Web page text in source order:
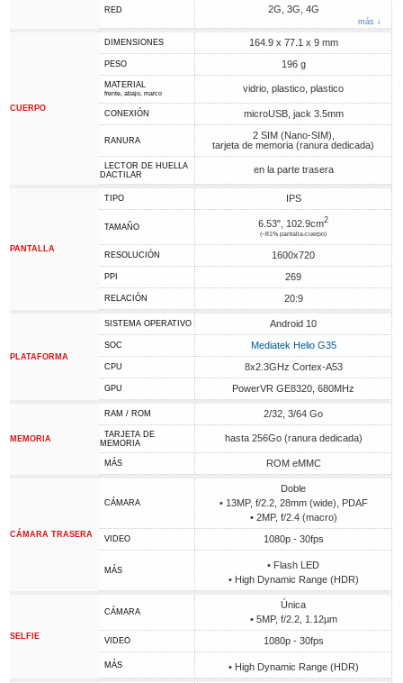
RED 2G, 3G, 4G
más ↓
CUERPO
DIMENSIONES 164.9 x 77.1 x 9 mm
PESO 196 g
MATERIAL
frente, abajo, marco vidrio, plastico, plastico
CONEXIÓN microUSB, jack 3.5mm
RANURA
2 SIM (Nano-SIM),
tarjeta de memoria (ranura dedicada)
LECTOR DE HUELLA
DACTILAR
en la parte trasera
PANTALLA
TIPO IPS
TAMAÑO 6.53", 102.9cm2
(~81% pantalla-cuerpo)
RESOLUCIÓN 1600x720
PPI 269
RELACIÓN 20:9
PLATAFORMA
SISTEMA OPERATIVO Android 10
SOC Mediatek Helio G35
CPU 8x2.3GHz Cortex-A53
GPU PowerVR GE8320, 680MHz
MEMORIA
RAM / ROM 2/32, 3/64 Go
TARJETA DE
MEMORIA
hasta 256Go (ranura dedicada)
MÁS ROM eMMC
CÁMARA TRASERA
CÁMARA
Doble
• 13MP, f/2.2, 28mm (wide), PDAF
• 2MP, f/2.4 (macro)
VIDEO 1080p - 30fps
MÁS
• Flash LED
• High Dynamic Range (HDR)
SELFIE
CÁMARA
Única
• 5MP, f/2.2, 1.12µm
VIDEO 1080p - 30fps
MÁS • High Dynamic Range (HDR)